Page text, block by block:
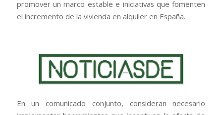
promover un marco estable e iniciativas que fomenten
el incremento de la vivienda en alquiler en España.
En un comunicado conjunto, consideran necesario